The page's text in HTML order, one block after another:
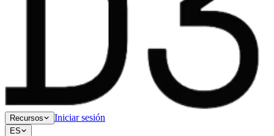
Recursos Iniciar sesión
ES